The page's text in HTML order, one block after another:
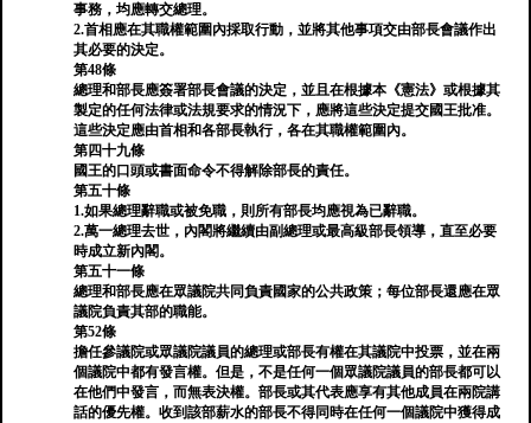
事務，均應轉交總理。
2.首相應在其職權範圍內採取行動，並將其他事項交由部長會議作出
其必要的決定。
第48條
總理和部長應簽署部長會議的決定，並且在根據本《憲法》或根據其
製定的任何法律或法規要求的情況下，應將這些決定提交國王批准。
這些決定應由首相和各部長執行，各在其職權範圍內。
第四十九條
國王的口頭或書面命令不得解除部長的責任。
第五十條
1.如果總理辭職或被免職，則所有部長均應視為已辭職。
2.萬一總理去世，內閣將繼續由副總理或最高級部長領導，直至必要
時成立新內閣。
第五十一條
總理和部長應在眾議院共同負責國家的公共政策；每位部長還應在眾
議院負責其部的職能。
第52條
擔任參議院或眾議院議員的總理或部長有權在其議院中投票，並在兩
個議院中都有發言權。但是，不是任何一個眾議院議員的部長都可以
在他們中發言，而無表決權。部長或其代表應享有其他成員在兩院講
話的優先權。收到該部薪水的部長不得同時在任何一個議院中獲得成